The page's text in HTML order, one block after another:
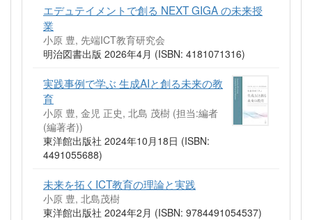
エデュテイメントで創る NEXT GIGA の未来授
業
小原 豊, 先端ICT教育研究会
明治図書出版 2026年4月 (ISBN: 4181071316)
実践事例で学ぶ 生成AIと創る未来の教
育
小原 豊, 金児 正史, 北島 茂樹 (担当:編者
(編著者))
東洋館出版社 2024年10月18日 (ISBN:
4491055688)
未来を拓くICT教育の理論と実践
小原 豊, 北島茂樹
東洋館出版社 2024年2月 (ISBN: 9784491054537)